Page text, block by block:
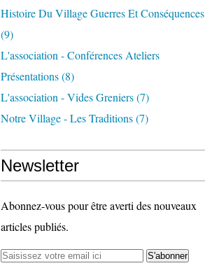
Histoire Du Village Guerres Et Conséquences
(9)
L'association - Conférences Ateliers
Présentations(8)
L'association - Vides Greniers(7)
Notre Village - Les Traditions(7)
Newsletter
Abonnez-vous pour être averti des nouveaux
articles publiés.